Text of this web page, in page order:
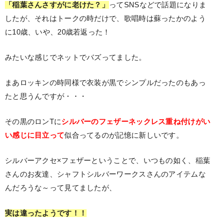
「稲葉さんさすがに老けた？」
ってSNSなどで話題になりま
したが、それはトークの時だけで、歌唱時は蘇ったかのよう
に10歳、いや、20歳若返った！
みたいな感じでネットでバズってました。
まあロッキンの時同様で衣装が黒でシンプルだったのもあっ
たと思うんですが・・・
その黒のロンTにシルバーのフェザーネックレス重ね付けがい
い感じに目立って似合ってるのが記憶に新しいです。
シルバーアクセ×フェザーということで、いつもの如く、稲葉
さんのお友達、シャフトシルバーワークスさんのアイテムな
んだろうな～って見てましたが、
実は違ったようです！！